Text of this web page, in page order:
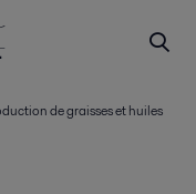
de graisses et huiles